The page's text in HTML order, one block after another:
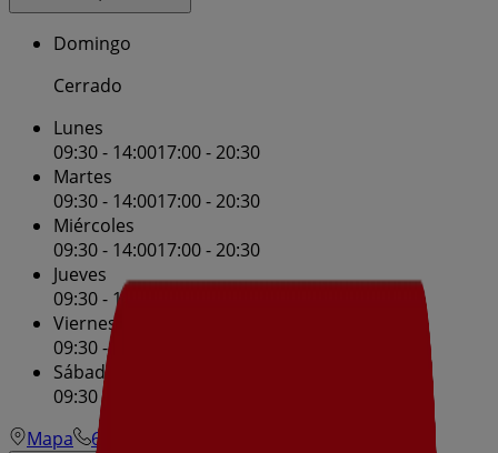
Domingo
Cerrado
Lunes
09:30 - 14:0017:00 - 20:30
Martes
09:30 - 14:0017:00 - 20:30
Miércoles
09:30 - 14:0017:00 - 20:30
Jueves
09:30 - 14:00
Viernes
09:30 - 14:00
Sábado
09:30 - 14:00
Mapa
696709636